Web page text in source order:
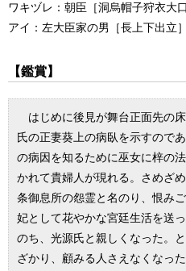
ワキヅレ： 朝臣［洞烏帽子狩衣大口
アイ： 左大臣家の男［長上下出立］
【鑑賞】
はじめに後見が舞台正面先の
氏の正妻葵上の病臥を示すので
の病因を知るために巫女に梓の
かれて貴婦人が現れる。さめざ
条御息所の怨霊と名のり、恨み
妃として花やかな宮廷生活を送
のち、光源氏と親しくなった。
ざかり、顧みる人さえなくなっ